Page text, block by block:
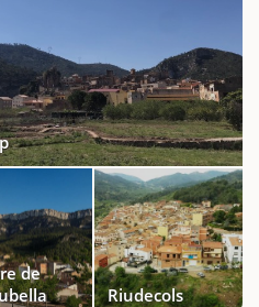
de
Riudecols